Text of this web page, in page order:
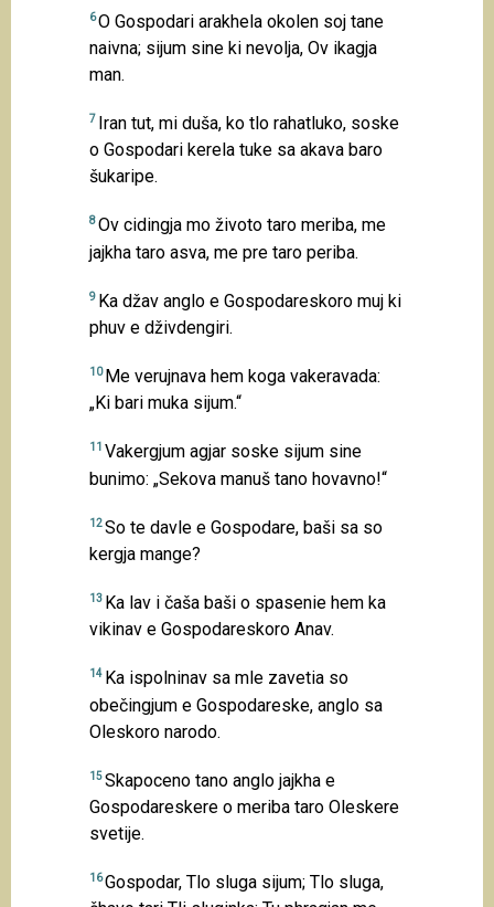
6O Gospodari arakhela okolen soj tane
naivna; sijum sine ki nevolja, Ov ikagja
man.
7
Iran tut, mi duša, ko tlo rahatluko, soske
o Gospodari kerela tuke sa akava baro
šukaripe.
8Ov cidingja mo životo taro meriba, me
jajkha taro asva, me pre taro periba.
9 Ka džav anglo e Gospodareskoro muj ki
phuv e dživdengiri.
10 Me verujnava hem koga vakeravada:
„Ki bari muka sijum.“
11 Vakergjum agjar soske sijum sine
bunimo: „Sekova manuš tano hovavno!“
12So te davle e Gospodare, baši sa so
kergja mange?
13 Ka lav i čaša baši o spasenie hem ka
vikinav e Gospodareskoro Anav.
14 Ka ispolninav sa mle zavetia so
obečingjum e Gospodareske, anglo sa
Oleskoro narodo.
15Skapoceno tano anglo jajkha e
Gospodareskere o meriba taro Oleskere
svetije.
16Gospodar, Tlo sluga sijum; Tlo sluga,